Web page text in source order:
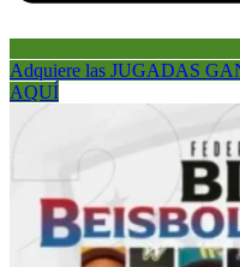
Adquiere las JUGADAS
AQUÍ